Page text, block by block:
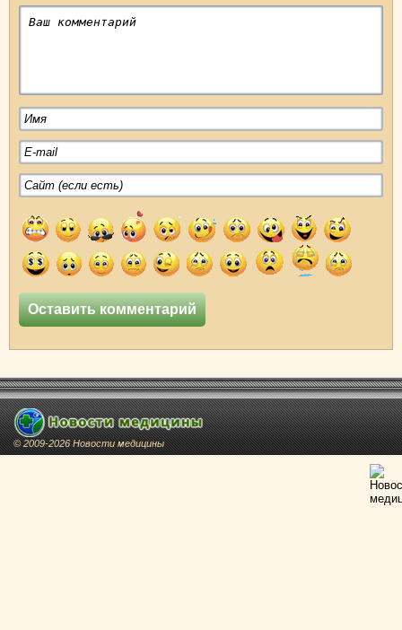
© 2009-2026 Новости медицины